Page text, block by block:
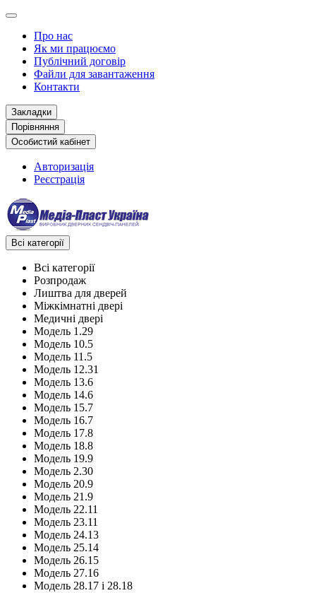
Про нас
Як ми працюємо
Публічний договір
Файли для завантаження
Контакти
Закладки
Порівняння
Особистий кабінет
Авторизація
Реєстрація
Всі категорії
Всі категорії
Розпродаж
Лиштва для дверей
Міжкімнатні двері
Медичні двері
Модель 1.29
Модель 10.5
Модель 11.5
Модель 12.31
Модель 13.6
Модель 14.6
Модель 15.7
Модель 16.7
Модель 17.8
Модель 18.8
Модель 19.9
Модель 2.30
Модель 20.9
Модель 21.9
Модель 22.11
Модель 23.11
Модель 24.13
Модель 25.14
Модель 26.15
Модель 27.16
Модель 28.17 і 28.18